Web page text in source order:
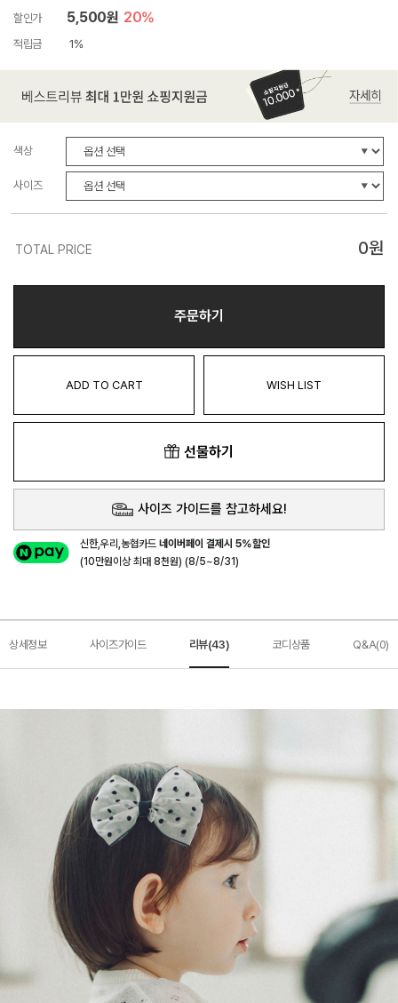
할인가
5,500원 20%
적립금 1%
색상
사이즈
TOTAL PRICE 0원
주문하기
ADD TO CART WISH LIST
선물하기
사이즈 가이드를 참고하세요!
신한,우리,농협카드네이버페이 결제시 5%할인
(10만원이상 최대 8천원) (8/5~8/31)
상세정보 사이즈가이드 리뷰(43) 코디상품 Q&A(0)